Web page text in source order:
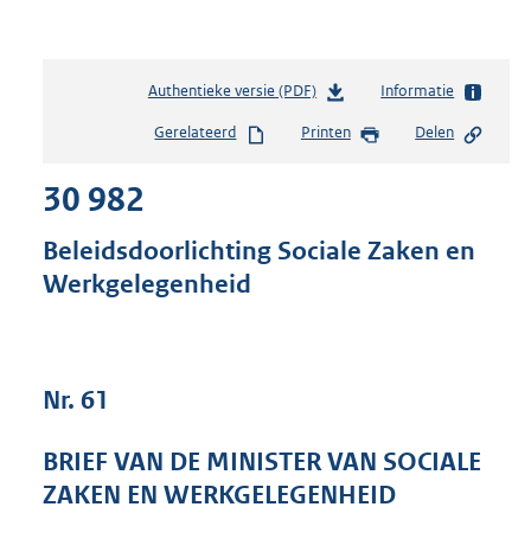
Authentieke versie (PDF)b
s
d
s
:
4
Informatie
Gerelateerd Printen Delen
30 982
Beleidsdoorlichting Sociale Zaken en
Werkgelegenheid
Nr. 61
BRIEF VAN DE MINISTER VAN SOCIALE
ZAKEN EN WERKGELEGENHEID